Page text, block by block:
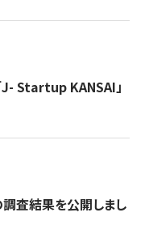
J- Startup KANSAI」
調査結果を公開しまし